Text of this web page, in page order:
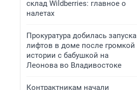
склад Wildberries: главное о
налетах
Прокуратура добилась запуска
лифтов в доме после громкой
истории с бабушкой на
Леонова во Владивостоке
Контрактникам начали